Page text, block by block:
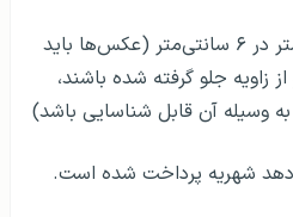
۴ عکس ۴/۵ سانتی‌متر در ۶ سانتی‌متر (عکس‌ها باید
جلو گرفته شده باشند،
وسیله آن قابل شناسایی باشد)
دهد شهریه پرداخت شده است.